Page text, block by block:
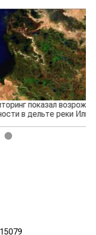
5
15079